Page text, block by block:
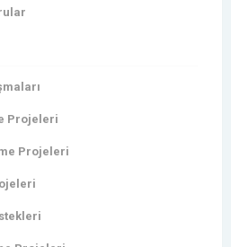
Projeleri
Projeleri